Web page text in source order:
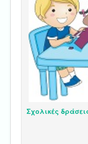
Σχολικές